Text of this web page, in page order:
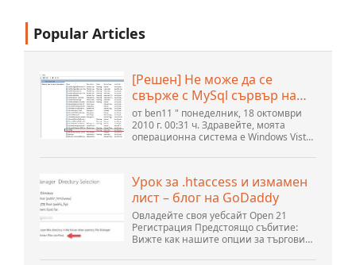
Popular Articles
[Решен] Не може да се
свърже с MySql сървър на
localhost (10061) (Вижте
темата) * Форум на
общността на Apache
OpenOffice
от ben11 " понеделник, 18 октомври
2010 г. 00:31 ч. Здравейте, моята
операционна система е Windows Vista
се да настроя връзка към MySQL база
данни openOffice.org 3. .
Урок за .htaccess и измамен
лист – блог на GoDaddy
Овладейте своя уебсайт Open 21
Регистрация Предстоящо събитие:
Вижте как нашите опции за търговия